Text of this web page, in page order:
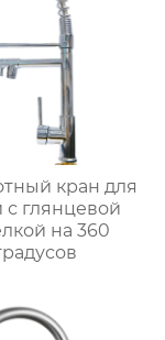
кран для
с глянцевой
на 360